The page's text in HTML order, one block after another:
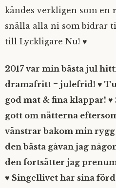
kändes verkligen som
snälla alla ni som bidrar
till Lyckligare Nu! ♥
2017 var min bästa jul
dramafritt = julefrid! ♥
god mat & fina klappar! ♥
gott om nätterna
vänstrar bakom min rygg
den bästa gåvan jag
den fortsätter jag
♥ Singellivet har sina